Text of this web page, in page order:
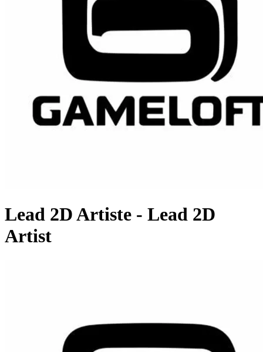
Lead 2D Artiste - Lead 2D
Artist